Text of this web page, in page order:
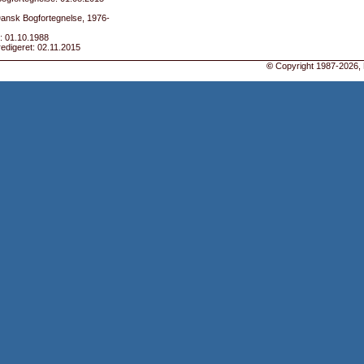
Bogfortegnelse, 1976-
01.10.1988
02.11.2015
© Copyright 1987-